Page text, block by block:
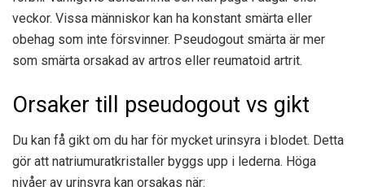
veckor. Vissa människor kan ha konstant smärta eller
obehag som inte försvinner. Pseudogout smärta är mer
som smärta orsakad av artros eller reumatoid artrit.
Orsaker till pseudogout vs gikt
Du kan få gikt om du har för mycket urinsyra i blodet. Detta
gör att natriumuratkristaller byggs upp i lederna. Höga
nivåer av urinsyra kan orsakas när: